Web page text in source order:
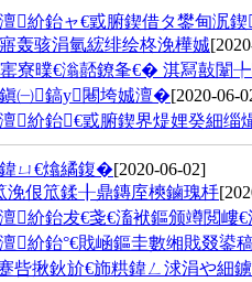
紒鈶ャ€戜腑鍥借タ鐢甸泦
轰骇涓氫綋绯绘柊浼樺娍
寮曗€滃嚭鐐夆€� 淇冩敼闈
㈠鎬у闀垮娍澶�[2020-06-
紒鈶€戜腑鍥界煶娌癸細
ㄩ€熻繘鍑�[2020-06-02]
浼佷笟鍒╂鼎鏄庢樉鏀瑰杽
紒鈶犮€戔€滀袱鏂颁竴閲嶁
紒鈶°€戝崡鏂圭數缃戝叕鍙
呰揪鈥斺€斾粠鍏ㄥ浗涓や細